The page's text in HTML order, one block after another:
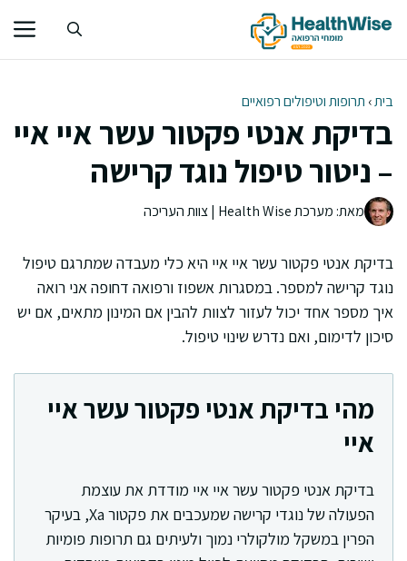
לתוכן
בית› תרופות וטיפולים רפואיים
בדיקת אנטי פקטור עשר איי איי
– ניטור טיפול נוגד קרישה
מאת: מערכת Health Wise | צוות העריכה
בדיקת אנטי פקטור עשר איי איי היא כלי מעבדה שמתרגם טיפול
נוגד קרישה למספר. במסגרות אשפוז ורפואה דחופה אני רואה
איך מספר אחד יכול לעזור לצוות להבין אם המינון מתאים, אם יש
סיכון לדימום, ואם נדרש שינוי טיפול.
מהי בדיקת אנטי פקטור עשר איי
איי
בדיקת אנטי פקטור עשר איי איי מודדת את עוצמת
הפעולה של נוגדי קרישה שמעכבים את פקטור Xa, בעיקר
הפרין במשקל מולקולרי נמוך ולעיתים גם תרופות פומיות